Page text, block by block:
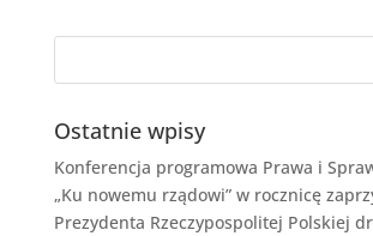
Ostatnie wpisy
Konferencja programowa Prawa i
„Ku nowemu rządowi” w rocznicę
Prezydenta Rzeczypospolitej Polskiej